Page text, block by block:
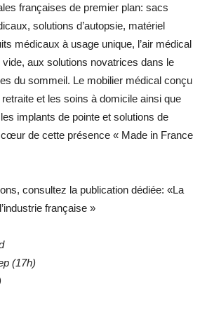
françaises de premier plan: sacs
solutions d’autopsie, matériel
médicaux à usage unique, l’air médical
aux solutions novatrices dans le
du sommeil. Le mobilier médical conçu
et les soins à domicile ainsi que
implants de pointe et solutions de
de cette présence « Made in France
consultez la publication dédiée: «La
française »
(17h)